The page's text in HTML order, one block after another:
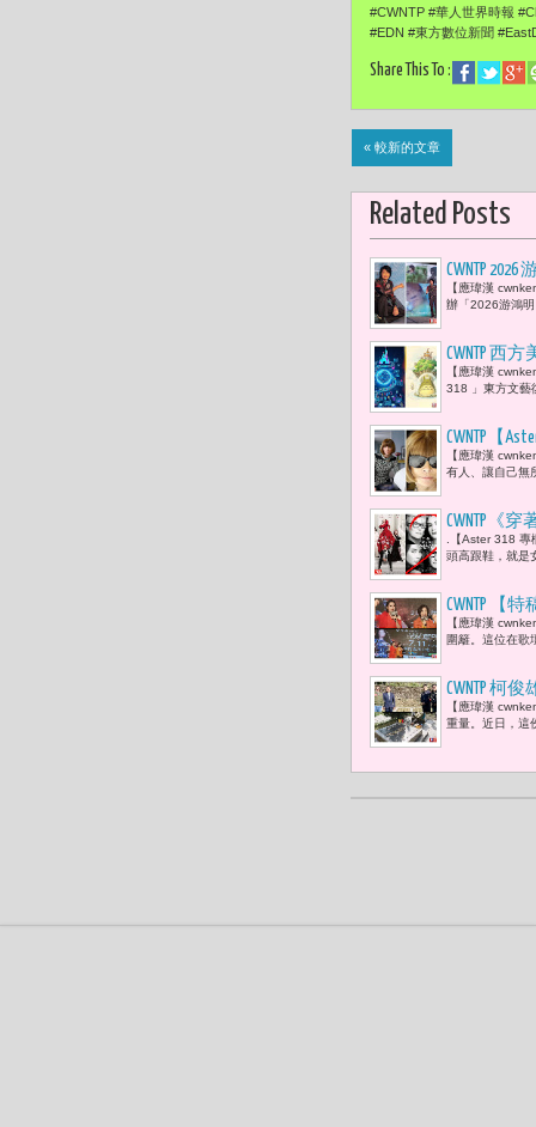
#CWNTP #華人世界時報
#EDN #東方數位新聞
Share This To :
« 較新的文章
Related Posts
CWNTP
「有一天
【應瑋漢
辦「2026游鴻
CWNTP 西
島策略
【應瑋漢
318 」東方文藝
CWNTP【
上。」而安
【應瑋漢
有人、讓自己無
CWNTP《
娜·溫圖（
.【Aster 318
頭高跟鞋，就是
CWNTP 【
藝大姊大
【應瑋漢
圍籬。這位在歌
CWNTP 柯
徒建銘 :
【應瑋漢
重量。近日，這